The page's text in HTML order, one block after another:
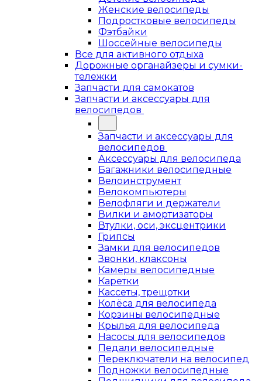
Женские велосипеды
Подростковые велосипеды
Фэтбайки
Шоссейные велосипеды
Все для активного отдыха
Дорожные органайзеры и сумки-
тележки
Запчасти для самокатов
Запчасти и аксессуары для
велосипедов
Запчасти и аксессуары для
велосипедов
Аксессуары для велосипеда
Багажники велосипедные
Велоинструмент
Велокомпьютеры
Велофляги и держатели
Вилки и амортизаторы
Втулки, оси, эксцентрики
Грипсы
Замки для велосипедов
Звонки, клаксоны
Камеры велосипедные
Каретки
Кассеты, трещотки
Колёса для велосипеда
Корзины велосипедные
Крылья для велосипеда
Насосы для велосипедов
Педали велосипедные
Переключатели на велосипед
Подножки велосипедные